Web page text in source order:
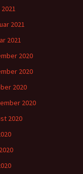
2021
2021
2020
2020
2020
2020
2020